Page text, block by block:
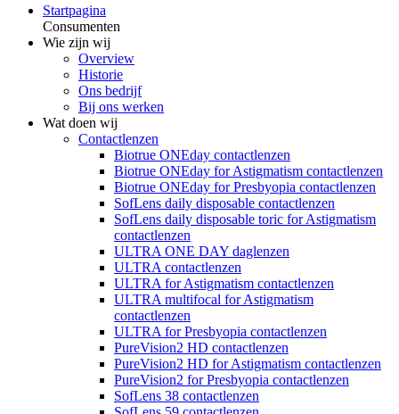
Startpagina
Consumenten
Wie zijn wij
Overview
Historie
Ons bedrijf
Bij ons werken
Wat doen wij
Contactlenzen
Biotrue ONEday contactlenzen
Biotrue ONEday for Astigmatism contactlenzen
Biotrue ONEday for Presbyopia contactlenzen
SofLens daily disposable contactlenzen
SofLens daily disposable toric for Astigmatism
contactlenzen
ULTRA ONE DAY daglenzen
ULTRA contactlenzen
ULTRA for Astigmatism contactlenzen
ULTRA multifocal for Astigmatism
contactlenzen
ULTRA for Presbyopia contactlenzen
PureVision2 HD contactlenzen
PureVision2 HD for Astigmatism contactlenzen
PureVision2 for Presbyopia contactlenzen
SofLens 38 contactlenzen